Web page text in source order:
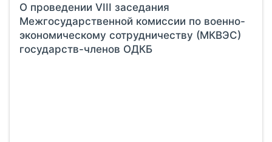
О проведении VIII заседания
Межгосударственной комиссии по военно-
экономическому сотрудничеству (МКВЭС)
государств-членов ОДКБ